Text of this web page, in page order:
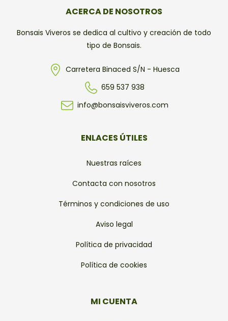
ACERCA DE NOSOTROS
Bonsais Viveros se dedica al cultivo y creación de todo
tipo de Bonsais.
Carretera Binaced S/N - Huesca
659 537 938
info@bonsaisviveros.com
ENLACES ÚTILES
Nuestras raíces
Contacta con nosotros
Términos y condiciones de uso
Aviso legal
Política de privacidad
Política de cookies
MI CUENTA